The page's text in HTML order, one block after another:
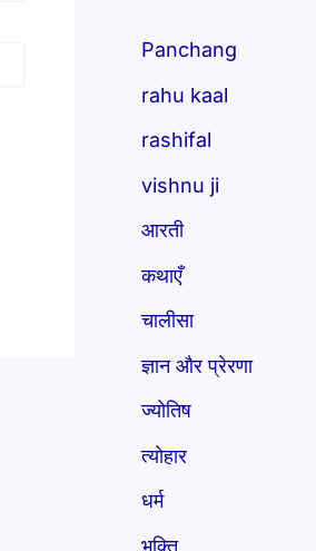
Panchang
rahu kaal
rashifal
vishnu ji
आरती
कथाएँ
चालीसा
ज्ञान और प्रेरणा
ज्योतिष
त्योहार
धर्म
भक्ति